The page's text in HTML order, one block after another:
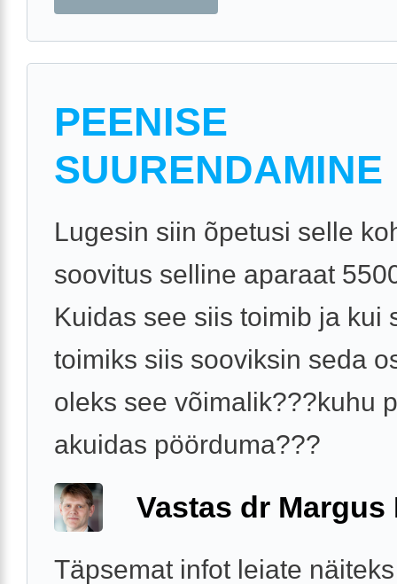
PEENISE
SUURENDAMINE
Lugesin siin õpetusi selle
soovitus selline aparaat
Kuidas see siis toimib ja kui
toimiks siis sooviksin seda
oleks see võimalik???kuhu
akuidas pöörduma???
Vastas dr Margus
Täpsemat infot leiate